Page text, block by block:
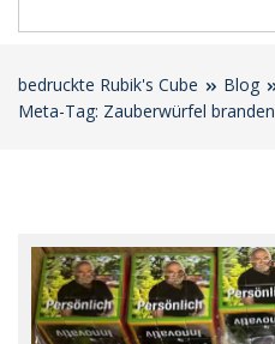
bedruckte Rubik's Cube
Blog
Meta-Tag: Zauberwürfel branden